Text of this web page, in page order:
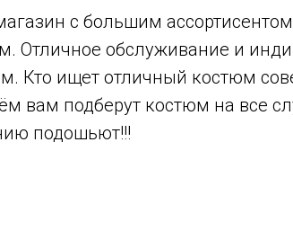
с большим
Отличное обслуживание и
Кто ищет отличный костюм
вам подберут костюм на все
подошьют!!!